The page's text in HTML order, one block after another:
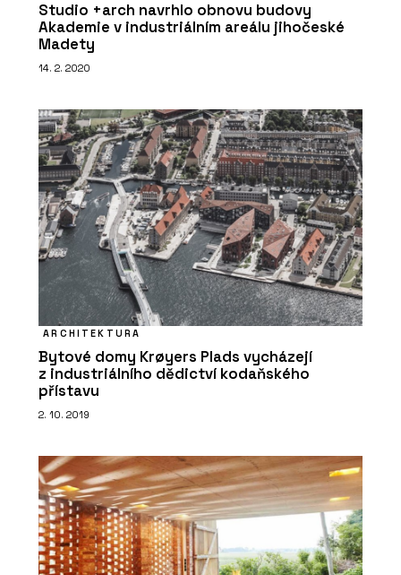
Studio +arch navrhlo obnovu budovy
Akademie v industriálním areálu jihočeské
Madety
14. 2. 2020
ARCHITEKTURA
Bytové domy Krøyers Plads vycházejí
z industriálního dědictví kodaňského
přístavu
2. 10. 2019